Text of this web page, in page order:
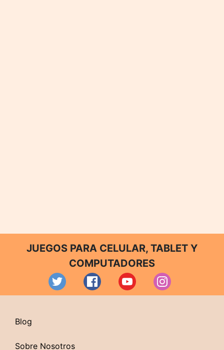
JUEGOS PARA CELULAR, TABLET Y
COMPUTADORES
Blog
Sobre Nosotros